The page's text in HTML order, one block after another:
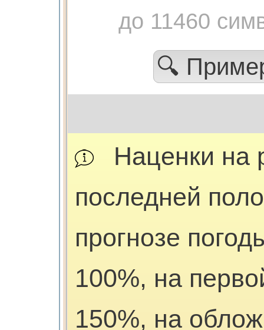
до 11460
🔍
Наценки на
последней
прогнозе
100%, на
150%, на